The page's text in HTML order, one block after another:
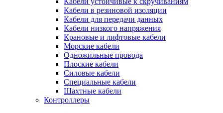
Кабели в резиновой изоляции
Кабели для передачи данных
Кабели низкого напряжения
Крановые и лифтовые кабели
Морские кабели
Одножильные провода
Плоские кабели
Силовые кабели
Специальные кабели
Шахтные кабели
Контроллеры